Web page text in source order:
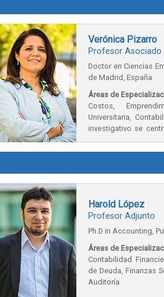
Verónica Pizarro
Profesor Asociado
Doctor en Ciencias
de Madrid, España
Áreas de
Costos,
Universitaria,
investigativo se
expositora en varios
Harold López
Profesor Adjunto
Ph.D in Accounting,
Áreas de
Contabilidad
de Deuda, Finanzas
Auditoría